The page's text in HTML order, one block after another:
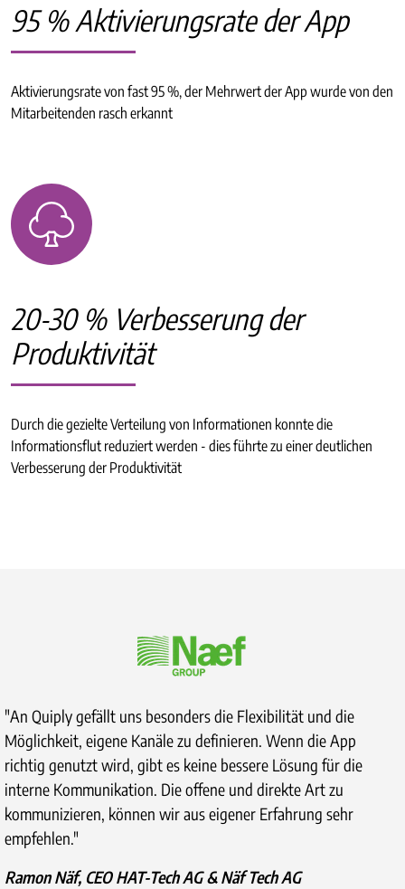
95 % Aktivierungsrate der App
Aktivierungsrate von fast 95 %, der Mehrwert der App wurde von den
Mitarbeitenden rasch erkannt
20-30 % Verbesserung der
Produktivität
Durch die gezielte Verteilung von Informationen konnte die
Informationsflut reduziert werden - dies führte zu einer deutlichen
Verbesserung der Produktivität
"An Quiply gefällt uns besonders die Flexibilität und die
Möglichkeit, eigene Kanäle zu definieren. Wenn die App
richtig genutzt wird, gibt es keine bessere Lösung für die
interne Kommunikation. Die offene und direkte Art zu
kommunizieren, können wir aus eigener Erfahrung sehr
empfehlen."
Ramon Näf, CEO HAT-Tech AG & Näf Tech AG